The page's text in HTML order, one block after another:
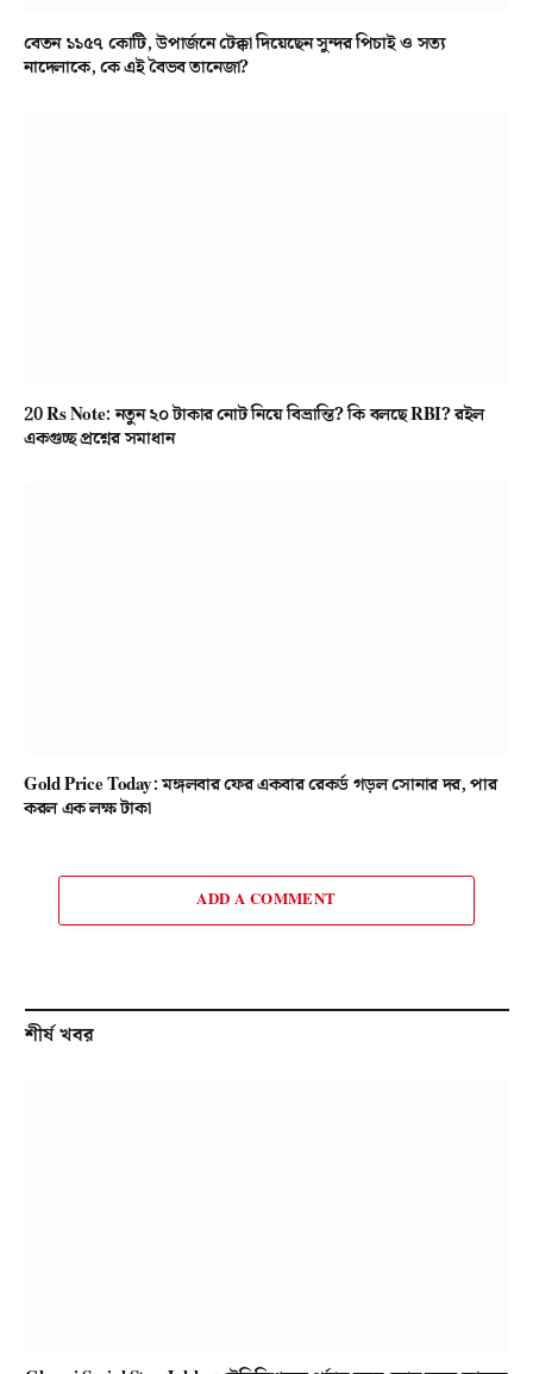
বেতন ১১৫৭ কোটি, উপার্জনে টেক্কা দিয়েছেন সুন্দর পিচাই ও সত্য
নাদেলাকে, কে এই বৈভব তানেজা?
20 Rs Note: নতুন ২০ টাকার নোট নিয়ে বিভ্রান্তি? কি বলছে RBI? রইল
একগুচ্ছ প্রশ্নের সমাধান
Gold Price Today: মঙ্গলবার ফের একবার রেকর্ড গড়ল সোনার দর, পার
করল এক লক্ষ টাকা
ADD A COMMENT
শীর্ষ খবর